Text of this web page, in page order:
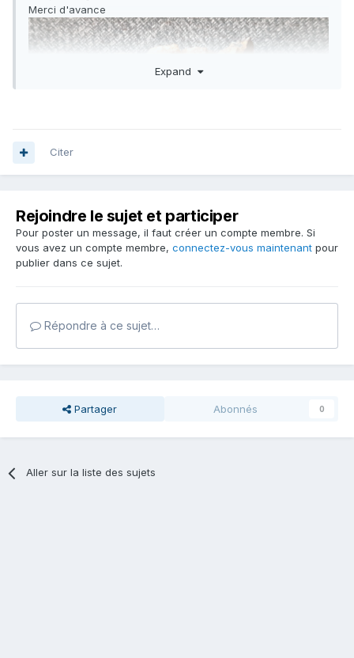
Merci d'avance
Expand
Citer
Rejoindre le sujet et participer
Pour poster un message, il faut créer un compte membre. Si
vous avez un compte membre, connectez-vous maintenant pour
publier dans ce sujet.
Répondre à ce sujet…
Partager Abonnés 0
Aller sur la liste des sujets